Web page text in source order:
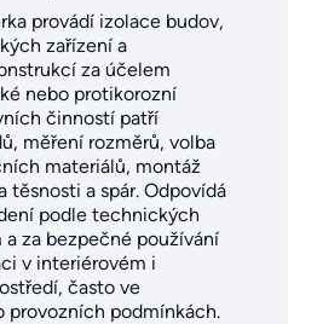
provádí izolace budov,
zařízení a
za účelem
nebo protikorozní
činností patří
měření rozměrů, volba
materiálů, montáž
těsnosti a spár. Odpovídá
podle technických
a za bezpečné používání
v interiérovém i
často ve
provozních podmínkách.